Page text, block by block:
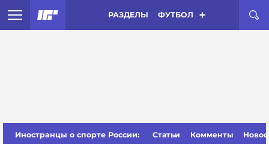
РАЗДЕЛЫ ФУТБОЛ
Иностранцы о спорте России: Статьи Комменты